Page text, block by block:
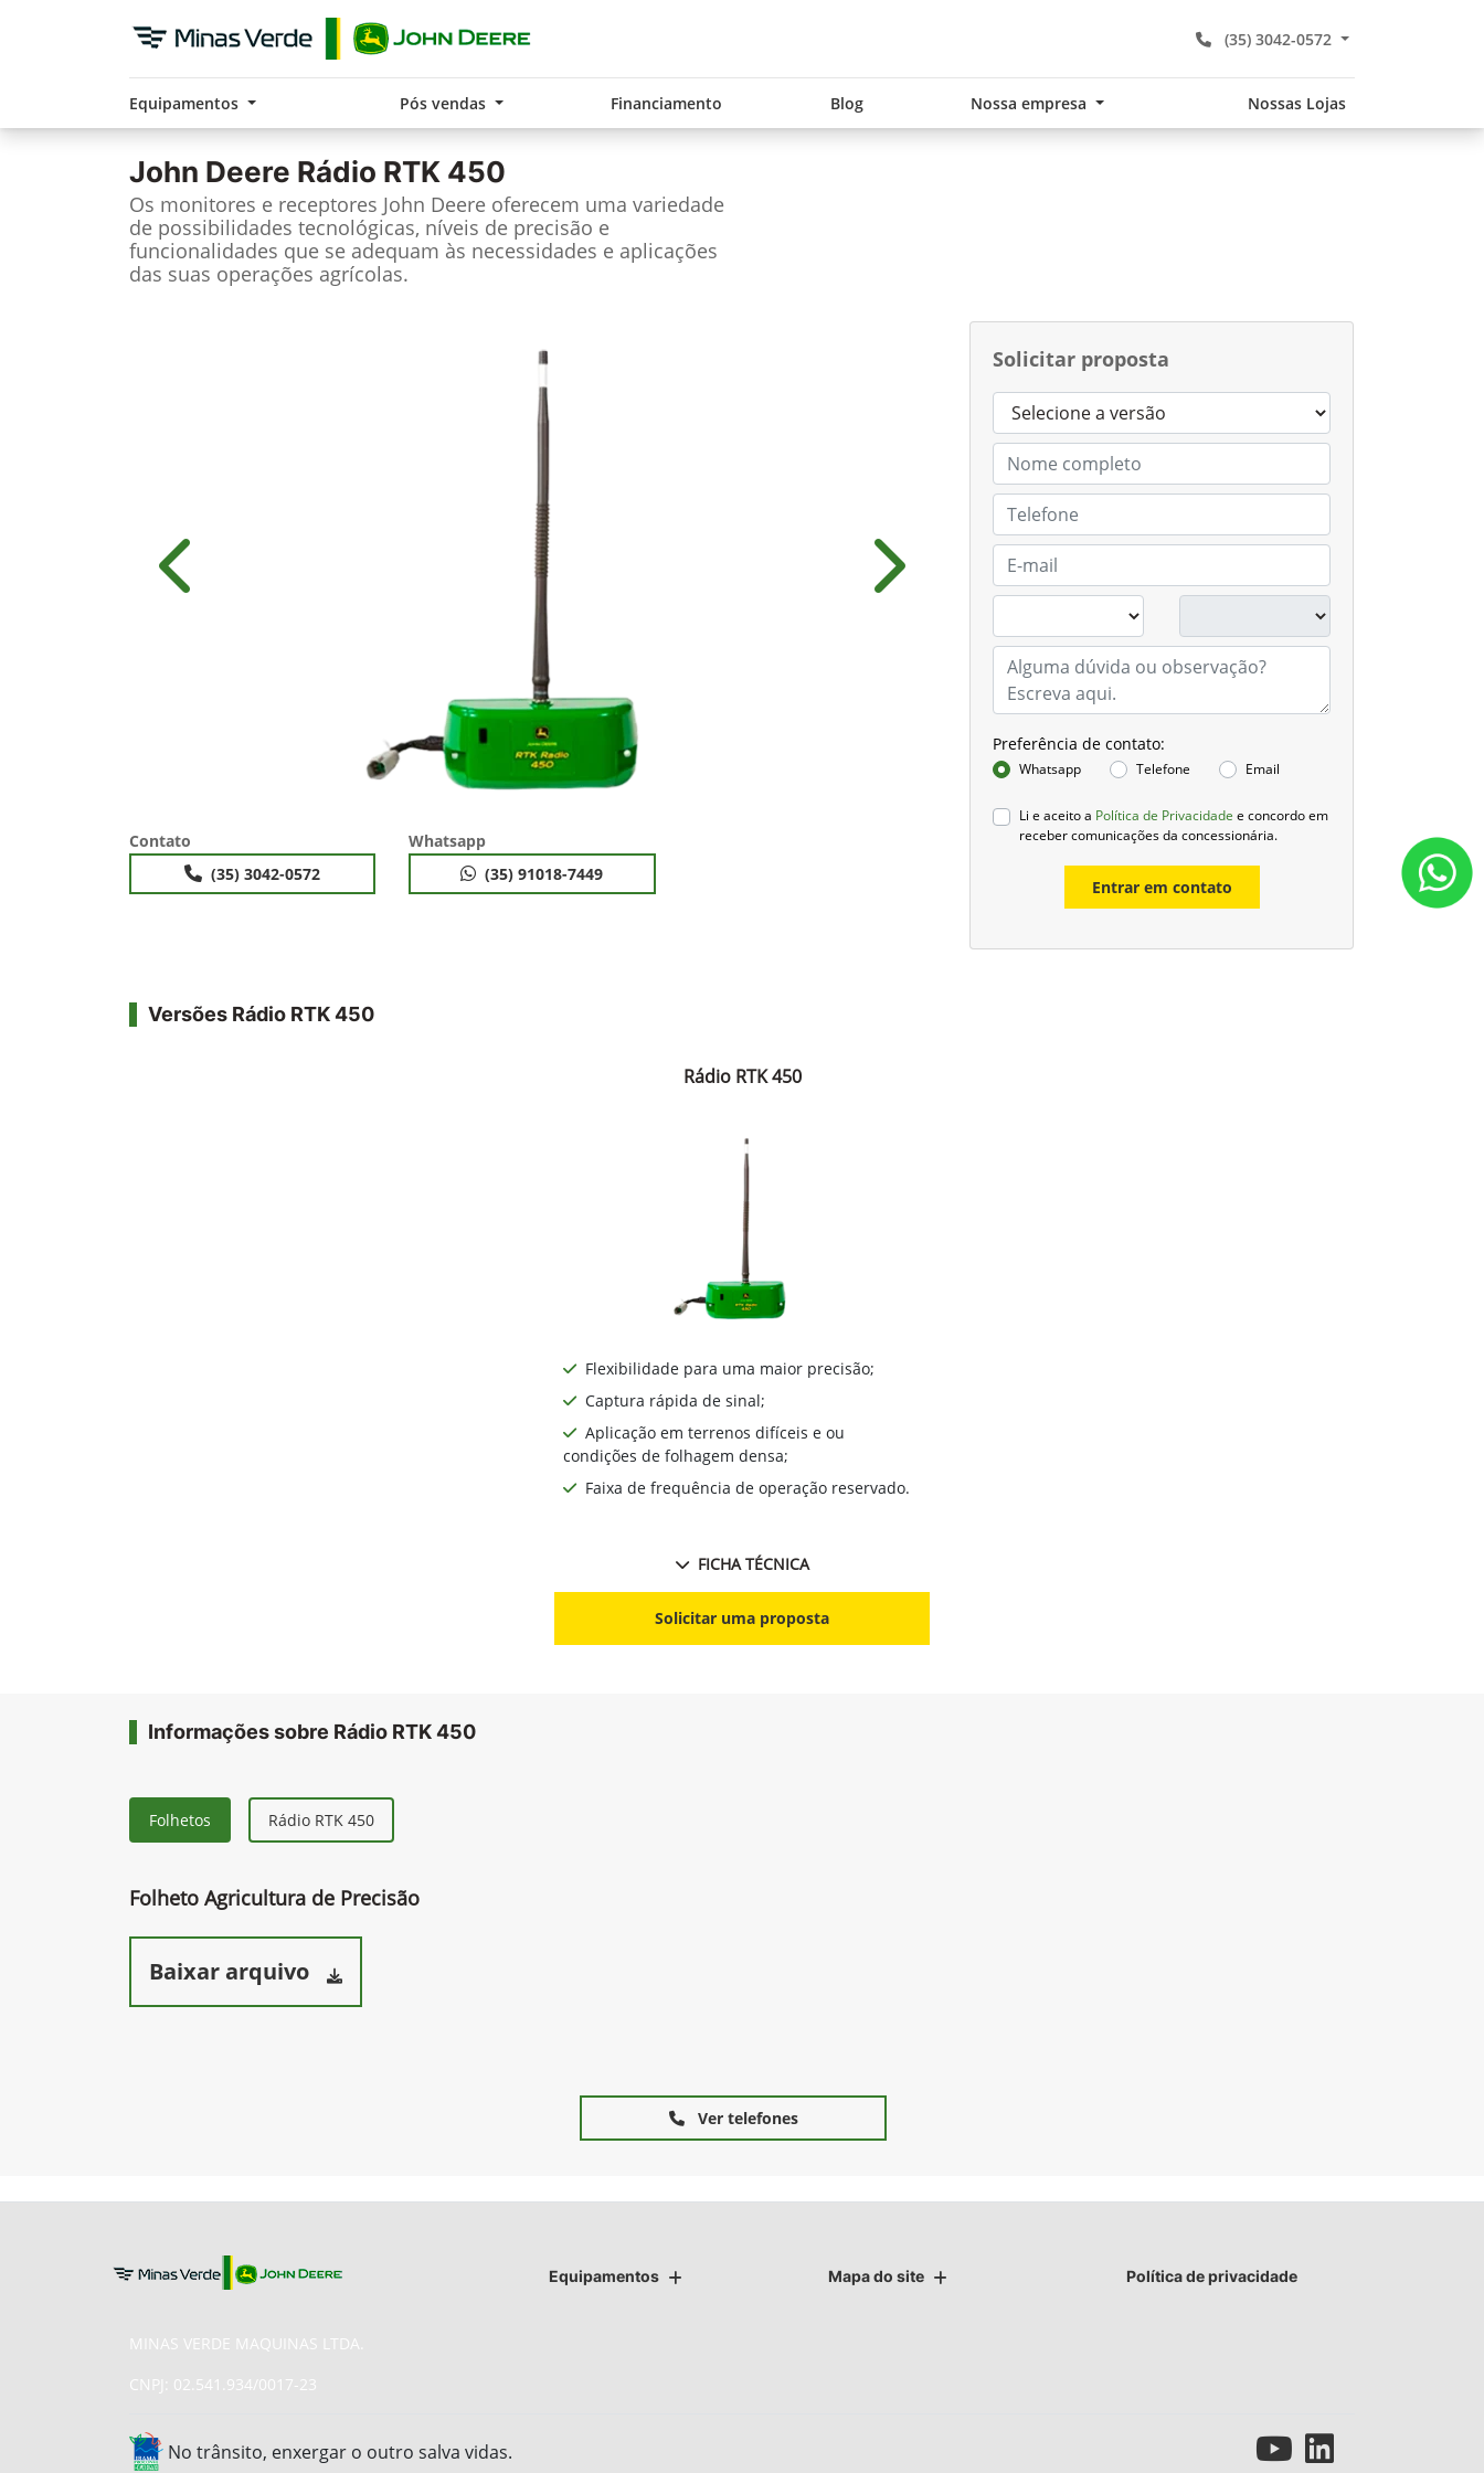
(35) 3042-0572
Equipamentos Pós vendas Financiamento Blog Nossa empresa Nossas Lojas
John Deere Rádio RTK 450
Os monitores e receptores John Deere oferecem uma variedade
de possibilidades tecnológicas, níveis de precisão e
funcionalidades que se adequam às necessidades e aplicações
das suas operações agrícolas.
Solicitar proposta
Preferência de contato:
Whatsapp Telefone Email
Li e aceito a Política de Privacidade e concordo em
receber comunicações da concessionária.
Entrar em contato
Anterior Próximo
Contato
(35) 3042-0572
Whatsapp
(35) 91018-7449
Versões Rádio RTK 450
Rádio RTK 450
Flexibilidade para uma maior precisão;
Captura rápida de sinal;
Aplicação em terrenos difíceis e ou
condições de folhagem densa;
Faixa de frequência de operação reservado.
FICHA TÉCNICA
Solicitar uma proposta
Informações sobre Rádio RTK 450
Folhetos Rádio RTK 450
Folheto Agricultura de Precisão
Baixar arquivo
Ver telefones
Equipamentos Mapa do site Política de privacidade
MINAS VERDE MAQUINAS LTDA.
CNPJ: 02.541.934/0017-23
No trânsito, enxergar o outro salva vidas.